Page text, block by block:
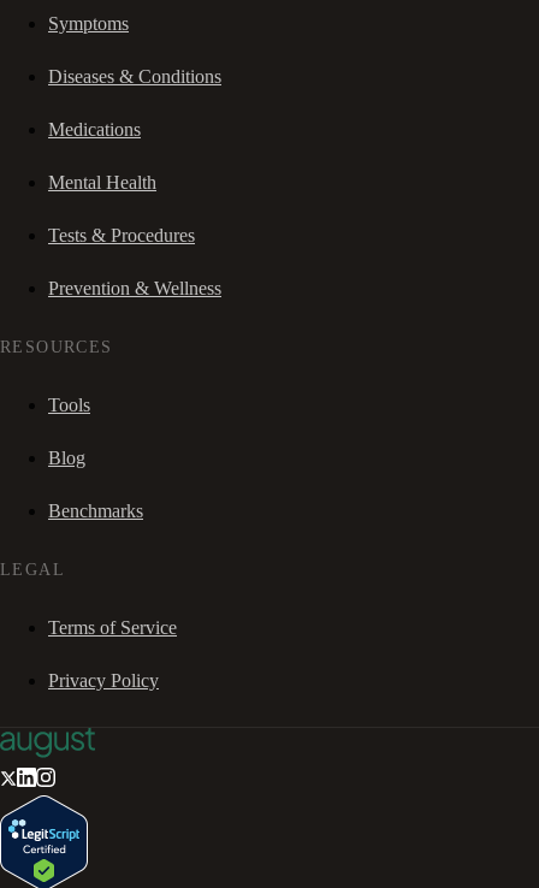
Symptoms
Diseases & Conditions
Medications
Mental Health
Tests & Procedures
Prevention & Wellness
RESOURCES
Tools
Blog
Benchmarks
LEGAL
Terms of Service
Privacy Policy